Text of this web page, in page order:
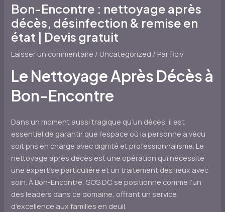
Bon-Encontre : nettoyage après
décès, désinfection & remise en
état | Devis gratuit
Laisser un commentaire / Uncategorized / Parficiv
Le Nettoyage Après Décès à
Bon-Encontre
Dans un moment aussi tragique qu’un décès, il est
essentiel de garantir que l’espace où la personne a vécu
soit pris en charge avec dignité et professionnalisme. Le
nettoyage après décès est une opération qui nécessite
une expertise particulière et un traitement des lieux avec
soin. À Bon-Encontre, SOS DC se positionne comme l’un
des leaders dans ce domaine, offrant un service
d’excellence aux familles en deuil.